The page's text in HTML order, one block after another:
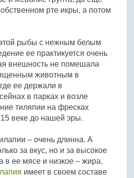
рте икры, а потом
рыбы с нежным белым
ее практикуется очень
внешность не помешала
животным в
ее держали в
в парках и возле
тиляпии на фресках
веке до нашей эры.
– очень длинна. А
за вкус, но и за высокое
в ее мясе и низкое – жира.
имеет в своем составе